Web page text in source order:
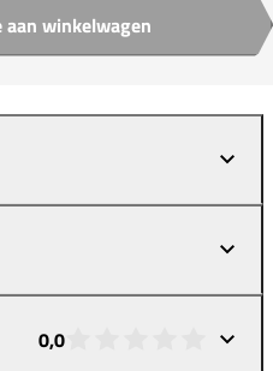
winkelwagen
0,0